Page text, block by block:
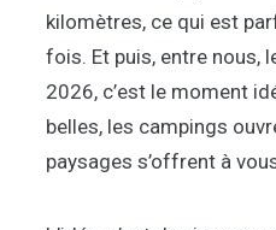
kilomètres, ce qui est
fois. Et puis, entre nous,
2026, c’est le moment
belles, les campings
paysages s’offrent à